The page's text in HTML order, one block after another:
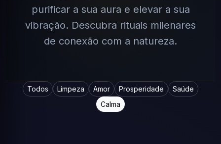
purificar a sua aura e elevar a sua
vibração. Descubra rituais milenares
de conexão com a natureza.
Todos Limpeza Amor Prosperidade
Saúde
Calma